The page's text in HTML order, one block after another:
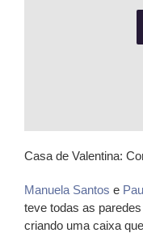
Casa de Valentina:
Manuela Santos e
teve todas as
criando uma caixa